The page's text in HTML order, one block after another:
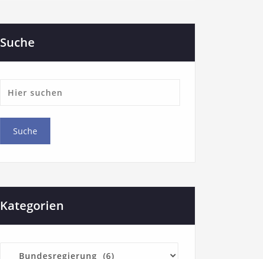
Suche
Kategorien